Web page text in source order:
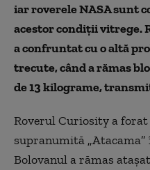
iar roverele NASA sunt
acestor condiţii vitrege.
a confruntat cu o altă
trecute, când a rămas
de 13 kilograme,
Roverul Curiosity a forat
supranumită „Atacama”
Bolovanul a rămas